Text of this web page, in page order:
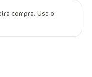
compra. Use o